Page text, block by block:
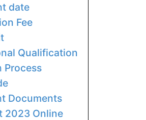
date
Fee
Qualification
Process
Documents
2023 Online